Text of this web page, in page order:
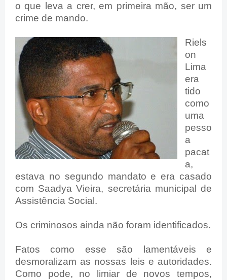
o que leva a crer, em primeira mão, ser um
crime de mando.
Riels
on
Lima
era
tido
como
uma
pesso
a
pacat
a,
estava no segundo mandato e era casado
com Saadya Vieira, secretária municipal de
Assistência Social.
Os criminosos ainda não foram identificados.
Fatos como esse são lamentáveis e
desmoralizam as nossas leis e autoridades.
Como pode, no limiar de novos tempos,